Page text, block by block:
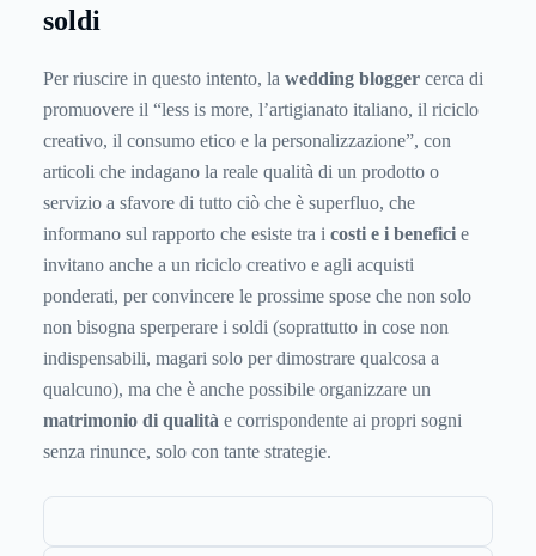
soldi
Per riuscire in questo intento, la wedding blogger cerca di
promuovere il “less is more, l’artigianato italiano, il riciclo
creativo, il consumo etico e la personalizzazione”, con
articoli che indagano la reale qualità di un prodotto o
servizio a sfavore di tutto ciò che è superfluo, che
informano sul rapporto che esiste tra i costi e i benefici e
invitano anche a un riciclo creativo e agli acquisti
ponderati, per convincere le prossime spose che non solo
non bisogna sperperare i soldi (soprattutto in cose non
indispensabili, magari solo per dimostrare qualcosa a
qualcuno), ma che è anche possibile organizzare un
matrimonio di qualità e corrispondente ai propri sogni
senza rinunce, solo con tante strategie.